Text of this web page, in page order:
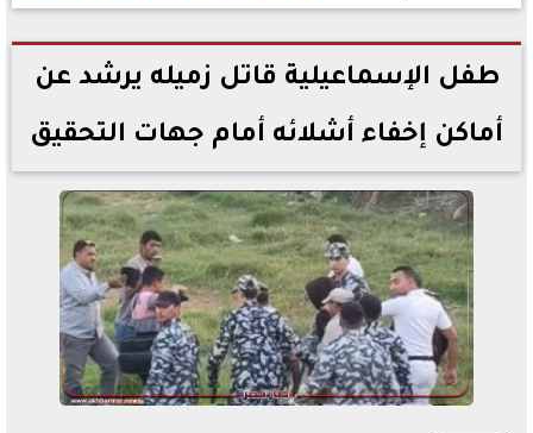
2025-10-16 21:27:35
طفل الإسماعيلية قاتل زميله يرشد عن
أماكن إخفاء أشلائه أمام جهات التحقيق